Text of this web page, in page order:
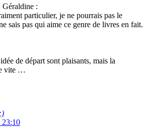
Géraldine :
particulier, je ne pourrais pas le
sais pas qui aime ce genre de livres en fait.
de départ sont plaisants, mais la
vite …
23:10